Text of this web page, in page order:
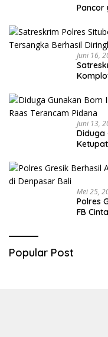
Pancor
Juni 16,
Juni 13,
Diduga
Mei 25,
Polres
FB
Popular Post